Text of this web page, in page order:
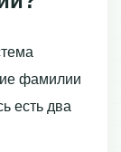
фамилии
есть два